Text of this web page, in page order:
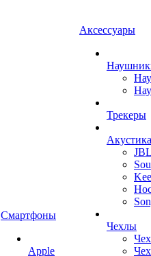
Смартфоны
Apple
Аксессуары
Трекеры
Акустика
JBL
Чехлы